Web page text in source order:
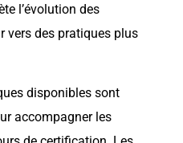
l’évolution des
vers des pratiques plus
disponibles sont
accompagner les